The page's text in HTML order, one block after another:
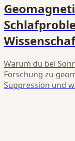
Warum du bei
Forschung zu
Suppression und